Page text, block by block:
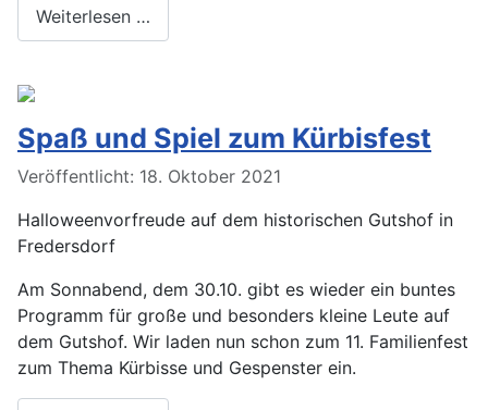
Weiterlesen …
Spaß und Spiel zum Kürbisfest
Veröffentlicht: 18. Oktober 2021
Halloweenvorfreude auf dem historischen Gutshof in
Fredersdorf
Am Sonnabend, dem 30.10. gibt es wieder ein buntes
Programm für große und besonders kleine Leute auf
dem Gutshof. Wir laden nun schon zum 11. Familienfest
zum Thema Kürbisse und Gespenster ein.